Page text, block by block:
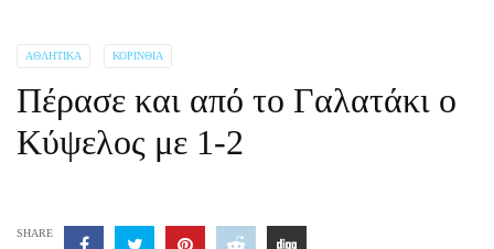
ΑΘΛΗΤΙΚΆ ΚΟΡΙΝΘΊΑ
Πέρασε και από το Γαλατάκι ο
Κύψελος με 1-2
SHARE